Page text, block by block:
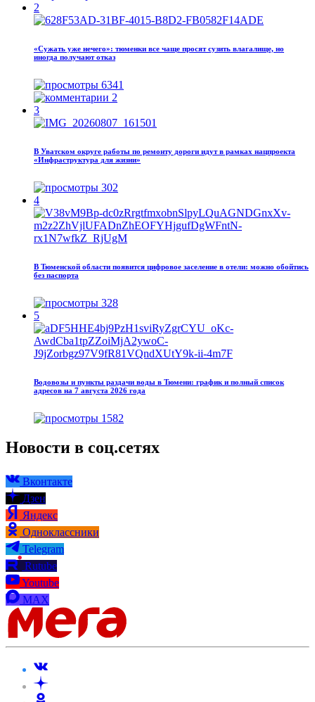
2
«Сужать уже нечего»: тюменки все чаще просят сузить влагалище, но
иногда получают отказ
6341
2
3
В Уватском округе работы по ремонту дороги идут в рамках нацпроекта
«Инфраструктура для жизни»
302
4
В Тюменской области появится цифровое заселение в отели: можно обойтись
без паспорта
328
5
Водовозы и пункты раздачи воды в Тюмени: график и полный список
адресов на 7 августа 2026 года
1582
Новости в соц.сетях
Вконтакте
Дзен
Яндекс
Одноклассники
Telegram
Rutube
Youtube
MAX